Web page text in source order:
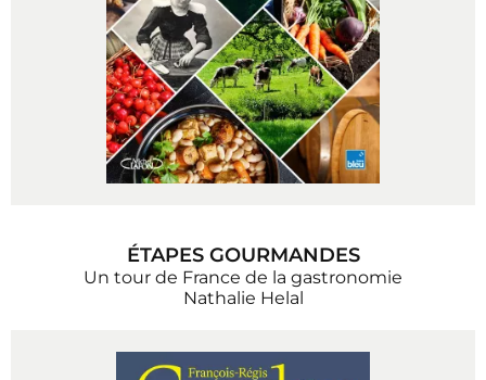
ÉTAPES GOURMANDES
Un tour de France de la gastronomie
Nathalie Helal